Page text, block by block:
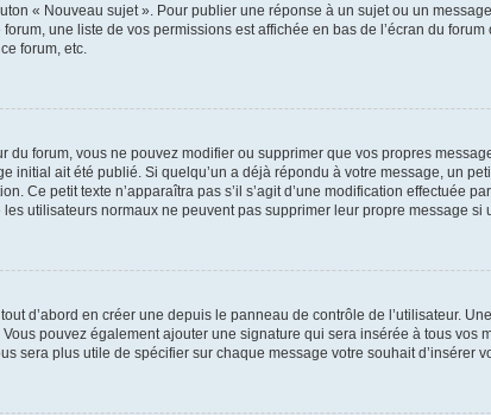
« Nouveau sujet ». Pour publier une réponse à un sujet ou un
une liste de vos permissions est affichée en bas de l’écran du
forum, etc.
forum, vous ne pouvez modifier ou supprimer que vos propres
initial ait été publié. Si quelqu’un a déjà répondu à votre message, un
Ce petit texte n’apparaîtra pas s’il s’agit d’une modification effectuée
utilisateurs normaux ne peuvent pas supprimer leur propre message si
d’abord en créer une depuis le panneau de contrôle de l’utilisateur.
pouvez également ajouter une signature qui sera insérée à tous
sera plus utile de spécifier sur chaque message votre souhait d’insérer